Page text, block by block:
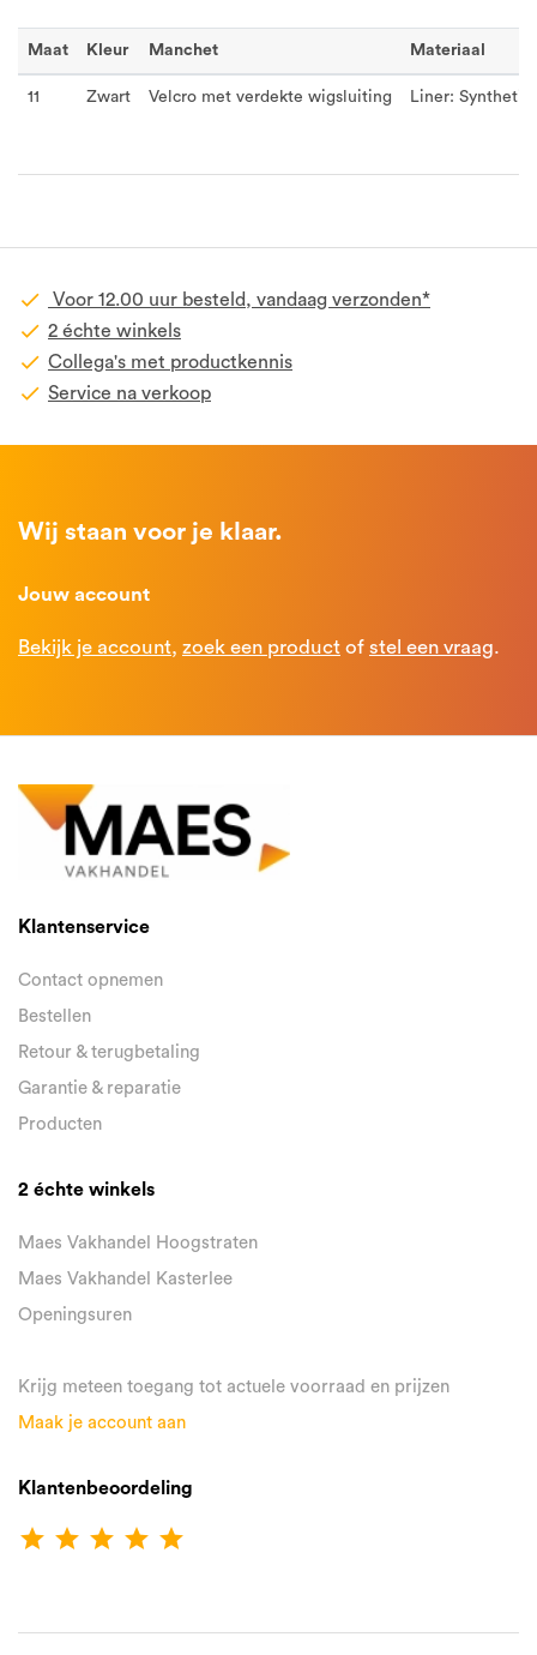
Maat Kleur Manchet Materiaal
11 Zwart Velcro met verdekte wigsluiting Liner:
Voor 12.00 uur besteld, vandaag verzonden*
2 échte winkels
Collega's met productkennis
Service na verkoop
Wij staan voor je klaar.
Jouw account
Bekijk je account, zoek een product of stel een vraag.
Klantenservice
Contact opnemen
Bestellen
Retour & terugbetaling
Garantie & reparatie
Producten
2 échte winkels
Maes Vakhandel Hoogstraten
Maes Vakhandel Kasterlee
Openingsuren
Krijg meteen toegang tot actuele voorraad en prijzen
Maak je account aan
Klantenbeoordeling
star star star star star